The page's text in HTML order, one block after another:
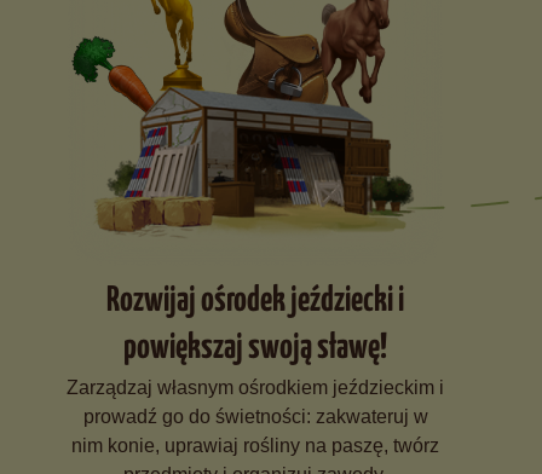
Rozwijaj ośrodek jeździecki i
powiększaj swoją sławę!
Zarządzaj własnym ośrodkiem jeździeckim i
prowadź go do świetności: zakwateruj w
nim konie, uprawiaj rośliny na paszę, twórz